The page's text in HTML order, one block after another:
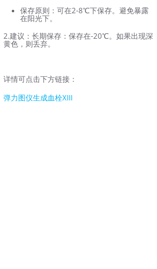
保存原则：可在2-8℃下保存。避免暴露
在阳光下。
2.建议：长期保存：保存在-20℃。如果出现深
黄色，则丢弃。
详情可点击下方链接：
弹力图仪生成血栓XIII